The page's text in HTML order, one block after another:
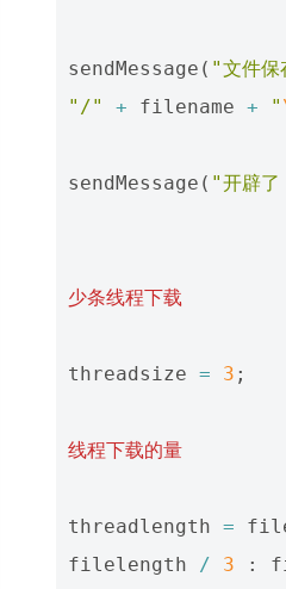
sendMessage ( "文件
"/"
+ filename + "
sendMessage ( "开辟
少条线程下载
threadsize = 3 ;
线程下载的量
threadlength =
filelength
/ 3 :